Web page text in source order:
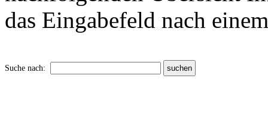
das Eingabefeld nach
Suche nach: